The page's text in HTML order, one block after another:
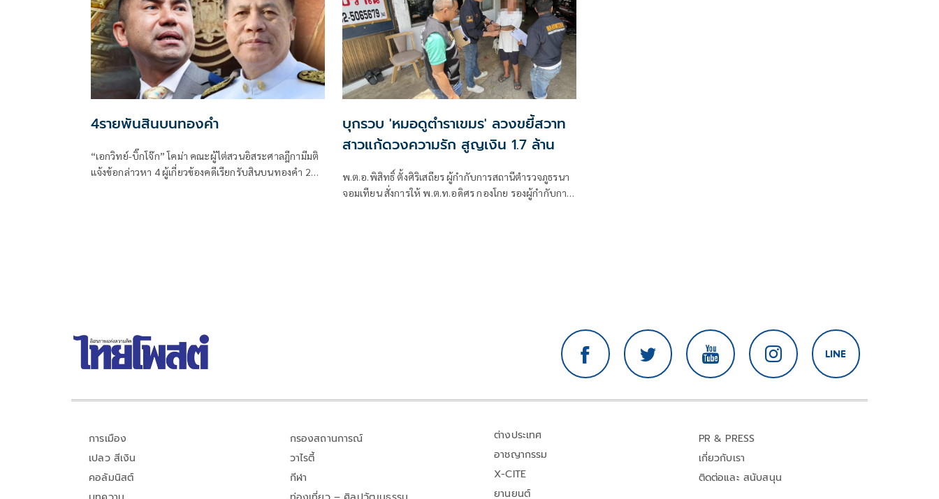
4รายพันสินบนทองคำ
“เอกวิทย์-บิ๊กโจ๊ก” โคม่า คณะผู้ไต่สวนอิสระศาลฎีกามีมติ
แจ้งข้อกล่าวหา 4 ผู้เกี่ยวข้องคดีเรียกรับสินบนทองคำ 246
บุกรวบ 'หมอดูตำราเขมร' ลวงขยี้สวาท
สาวแก้ดวงความรัก สูญเงิน 1.7 ล้าน
พ.ต.อ.พิสิทธิ์ ตั้งศิริเสถียร ผู้กำกับการสถานีตำรวจภูธรนา
จอมเทียน สั่งการให้ พ.ต.ท.อดิศร กองโกย รองผู้กำกับการ
การเมือง
เปลว สีเงิน
คอลัมนิสต์
กรองสถานการณ์
วาไรตี้
กีฬา
ต่างประเทศ
อาชญากรรม
X-CITE
ยานยนต์
PR & PRESS
เกี่ยวกับเรา
ติดต่อและ สนับสนุน